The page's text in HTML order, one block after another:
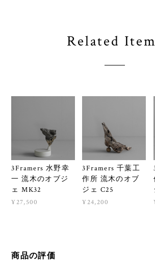
Related
3Framers 水野幸
一 流木のオブジ
ェ MK32
¥27,500
3Framers 千葉工
作所 流木のオブ
ジェ C25
¥24,200
商品の評価